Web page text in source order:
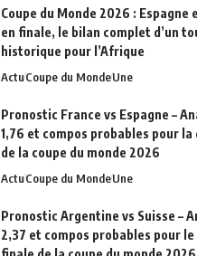
Coupe du Monde 2026 : Espagne
en finale, le bilan complet d’un
historique pour l’Afrique
ActuCoupe du MondeUne
Pronostic France vs Espagne –
1,76 et compos probables pour
de la coupe du monde 2026
ActuCoupe du MondeUne
Pronostic Argentine vs Suisse –
2,37 et compos probables pour